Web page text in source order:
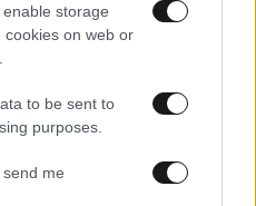
storage
cookies on web or
to be sent to
purposes.
me
Μπούκουρας